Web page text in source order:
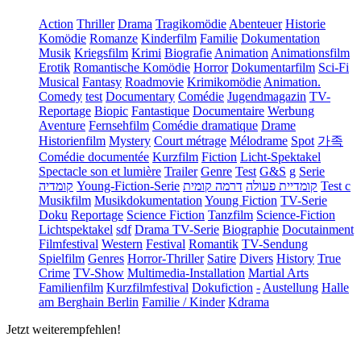
Action Thriller Drama Tragikomödie Abenteuer Historie
Komödie Romanze Kinderfilm Familie Dokumentation
Musik Kriegsfilm Krimi Biografie Animation Animationsfilm
Erotik Romantische Komödie Horror Dokumentarfilm Sci-Fi
Musical Fantasy Roadmovie Krimikomödie Animation.
Comedy test Documentary Comédie Jugendmagazin TV-
Reportage Biopic Fantastique Documentaire Werbung
Aventure Fernsehfilm Comédie dramatique Drame
Historienfilm Mystery Court métrage Mélodrame Spot 가족
Comédie documentée Kurzfilm Fiction Licht-Spektakel
Spectacle son et lumière Trailer Genre Test G&S g Serie
קומדיה Young-Fiction-Serie קומדיית פעולה דרמה קומית
Test c
Musikfilm Musikdokumentation Young Fiction TV-Serie
Doku Reportage Science Fiction Tanzfilm Science-Fiction
Lichtspektakel sdf Drama TV-Serie Biographie Docutainment
Filmfestival Western Festival Romantik TV-Sendung
Spielfilm Genres Horror-Thriller Satire Divers History True
Crime TV-Show Multimedia-Installation Martial Arts
Familienfilm Kurzfilmfestival Dokufiction - Austellung Halle
am Berghain Berlin Familie / Kinder Kdrama
Jetzt weiterempfehlen!